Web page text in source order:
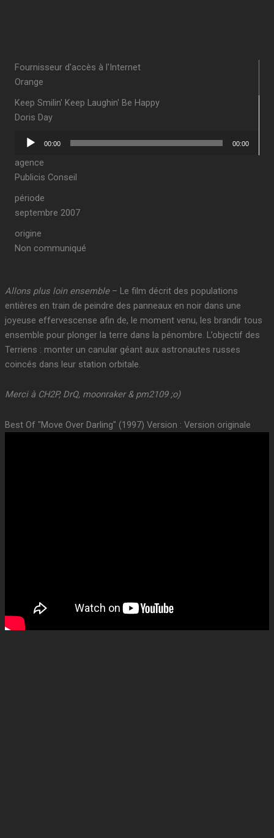
Fournisseur d'accès à l'Internet
Orange
Keep Smilin' Keep Laughin' Be Happy
Doris Day
Lecteur
00:00 00:00
agence
Publicis Conseil
période
septembre 2007
origine
Non communiqué
Allons plus loin ensemble– Le film décrit des populations
entières en train de peindre des panneaux en noir dans une
joyeuse effervescense afin de, le moment venu, les brandir tous
ensemble pour plonger la terre dans la pénombre. L’objectif des
Terriens : monter un canular géant aux astronautes russes
coincés dans leur station orbitale.
Merci à CH2P, DrQ, moonraker & pm2109 ;o)
Best Of "Move Over Darling" (1997) Version : Version originale